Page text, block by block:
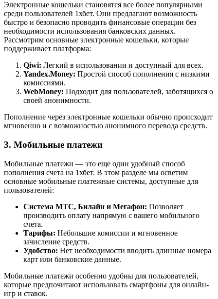
Электронные кошельки становятся все более популярными
среди пользователей 1хбет. Они предлагают возможность
быстро и безопасно проводить финансовые операции без
необходимости использования банковских данных.
Рассмотрим основные электронные кошельки, которые
поддерживает платформа:
Qiwi: Легкий в использовании и доступный для всех.
Yandex.Money: Простой способ пополнения с низкими
комиссиями.
WebMoney: Подходит для пользователей, заботящихся о
своей анонимности.
Пополнение через электронные кошельки обычно происходит
мгновенно и с возможностью анонимного перевода средств.
3. Мобильные платежи
Мобильные платежи — это еще один удобный способ
пополнения счета на 1хбет. В этом разделе мы осветим
основные мобильные платежные системы, доступные для
пользователей:
Система МТС, Билайн и Мегафон: Позволяет
производить оплату напрямую с вашего мобильного
счета.
Тарифы: Небольшие комиссии и мгновенное
зачисление средств.
Удобство: Нет необходимости вводить длинные номера
карт или банковские данные.
Мобильные платежи особенно удобны для пользователей,
которые предпочитают использовать смартфоны для онлайн-
игр и ставок.